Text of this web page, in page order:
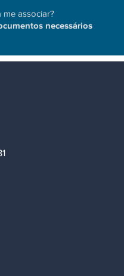
associar?
necessários